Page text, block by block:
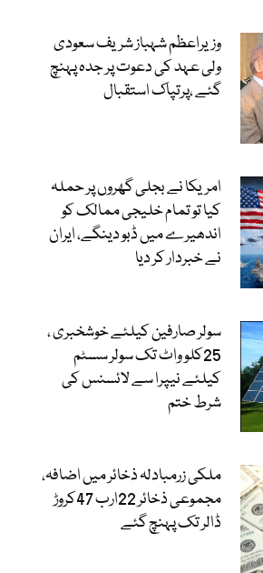
وزیراعظم شہباز شریف سعودی
ولی عہد کی دعوت پر جدہ پہنچ
گئے ،پرتپاک استقبال
امریکا نے بجلی گھروں پر حملہ
کیا تو تمام خلیجی ممالک کو
اندھیرے میں ڈبو دینگے، ایران
نے خبردار کر دیا
سولر صارفین کیلئے خوشخبری ،
25کلو واٹ تک سولر سسٹم
کیلئے نیپرا سے لائسنس کی
شرط ختم
ملکی زرمبادلہ ذخائر میں اضافہ،
مجموعی ذخائر 22ارب 47کروڑ
ڈالر تک پہنچ گئے